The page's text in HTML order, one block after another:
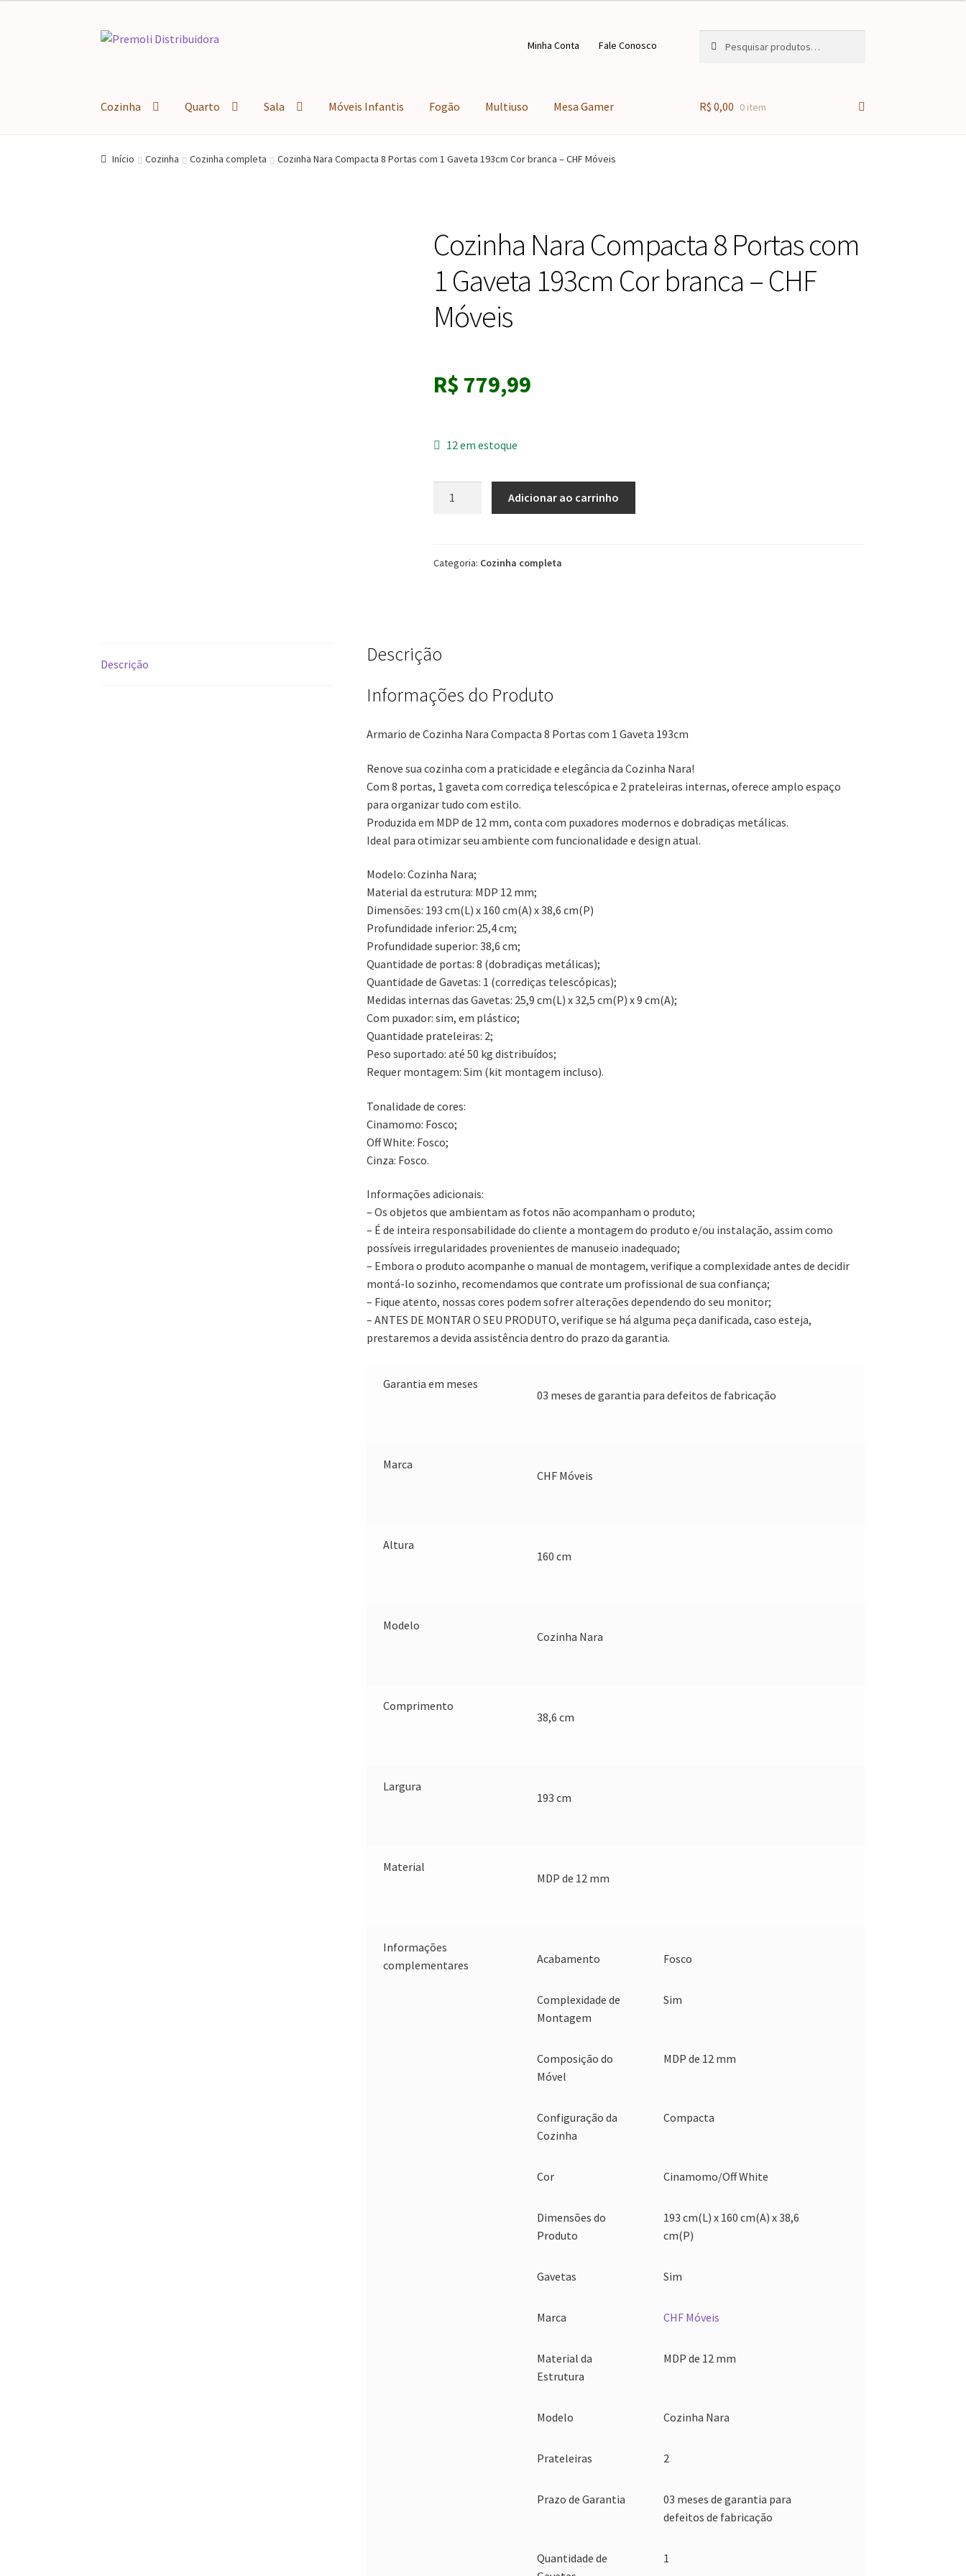
Pular
Pular
Minha Conta Fale Conosco
por:
Cozinha Quarto Sala Móveis Infantis Fogão Multiuso Mesa Gamer R$ 0,00 0 item
Início Cozinha Cozinha completa Cozinha Nara Compacta 8 Portas com 1 Gaveta 193cm Cor branca – CHF Móveis
Cozinha Nara Compacta 8 Portas com
1 Gaveta 193cm Cor branca – CHF
Móveis
R$ 779,99
12 em estoque
Portas
Cor
CHF
quantidade
Adicionar ao carrinho
Categoria: Cozinha completa
Descrição
Descrição
Informações do Produto
Armario de Cozinha Nara Compacta 8 Portas com 1 Gaveta 193cm
Renove sua cozinha com a praticidade e elegância da Cozinha Nara!
Com 8 portas, 1 gaveta com corrediça telescópica e 2 prateleiras internas, oferece amplo espaço
para organizar tudo com estilo.
Produzida em MDP de 12 mm, conta com puxadores modernos e dobradiças metálicas.
Ideal para otimizar seu ambiente com funcionalidade e design atual.
Modelo: Cozinha Nara;
Material da estrutura: MDP 12 mm;
Dimensões: 193 cm(L) x 160 cm(A) x 38,6 cm(P)
Profundidade inferior: 25,4 cm;
Profundidade superior: 38,6 cm;
Quantidade de portas: 8 (dobradiças metálicas);
Quantidade de Gavetas: 1 (corrediças telescópicas);
Medidas internas das Gavetas: 25,9 cm(L) x 32,5 cm(P) x 9 cm(A);
Com puxador: sim, em plástico;
Quantidade prateleiras: 2;
Peso suportado: até 50 kg distribuídos;
Requer montagem: Sim (kit montagem incluso).
Tonalidade de cores:
Cinamomo: Fosco;
Off White: Fosco;
Cinza: Fosco.
Informações adicionais:
– Os objetos que ambientam as fotos não acompanham o produto;
– É de inteira responsabilidade do cliente a montagem do produto e/ou instalação, assim como
possíveis irregularidades provenientes de manuseio inadequado;
– Embora o produto acompanhe o manual de montagem, verifique a complexidade antes de decidir
montá-lo sozinho, recomendamos que contrate um profissional de sua confiança;
– Fique atento, nossas cores podem sofrer alterações dependendo do seu monitor;
– ANTES DE MONTAR O SEU PRODUTO, verifique se há alguma peça danificada, caso esteja,
prestaremos a devida assistência dentro do prazo da garantia.
Garantia em meses
03 meses de garantia para defeitos de fabricação
Marca
CHF Móveis
Altura
160 cm
Modelo
Cozinha Nara
Comprimento
38,6 cm
Largura
193 cm
Material
MDP de 12 mm
Informações
complementares
Acabamento Fosco
Complexidade de
Montagem
Sim
Composição do
Móvel
MDP de 12 mm
Configuração da
Cozinha
Compacta
Cor Cinamomo/Off White
Dimensões do
Produto
193 cm(L) x 160 cm(A) x 38,6
cm(P)
Gavetas Sim
Marca CHF Móveis
Material da
Estrutura
MDP de 12 mm
Modelo Cozinha Nara
Prateleiras 2
Prazo de Garantia
03 meses de garantia para
defeitos de fabricação
Quantidade de
1